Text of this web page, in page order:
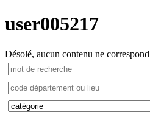
user005217
Désolé, aucun contenu ne